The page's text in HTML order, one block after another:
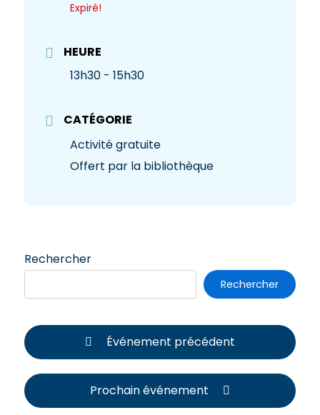
Expiré!
HEURE
13h30 - 15h30
CATÉGORIE
Activité gratuite
Offert par la bibliothèque
Rechercher
Rechercher
Événement précédent
Prochain événement